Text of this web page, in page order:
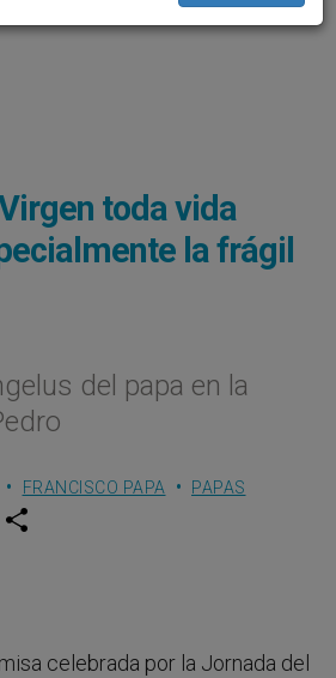
toda vida
la frágil
del papa en la
FRANCISCO PAPA PAPAS
w
celebrada por la Jornada del